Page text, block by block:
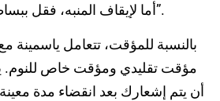
أما لإيقاف المنبه، فقل ببساطة: “إيقاف” أو “خلاص”.
بالنسبة للمؤقت، تتعامل ياسمينة
مؤقت تقليدي ومؤقت خاص للنوم.
أن يتم إشعارك بعد انقضاء مدة